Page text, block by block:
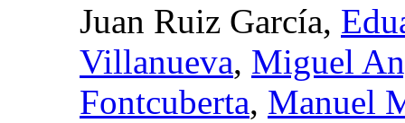
Juan Ruiz García,
Villanueva, Miguel
Fontcuberta, Manuel